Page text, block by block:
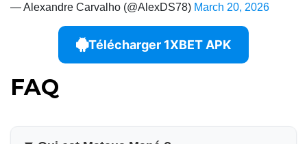
— Alexandre Carvalho (@AlexDS78) March 20, 2026
Télécharger 1XBET APK
FAQ